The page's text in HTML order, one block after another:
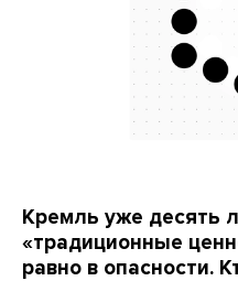
Кремль уже десять
«традиционные
равно в опасности.